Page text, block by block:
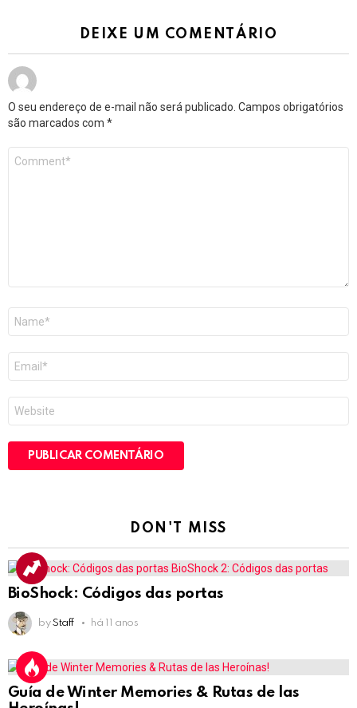
DEIXE UM COMENTÁRIO
O seu endereço de e-mail não será publicado. Campos obrigatórios
são marcados com *
mail
*
DON'T MISS
BioShock: Códigos das portas
by Staff há 11 anos
Guía de Winter Memories & Rutas de las